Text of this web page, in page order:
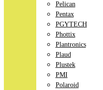
Pelican
Pentax
PGYTECH
Phottix
Plantronics
Plaud
Plustek
PMI
Polaroid